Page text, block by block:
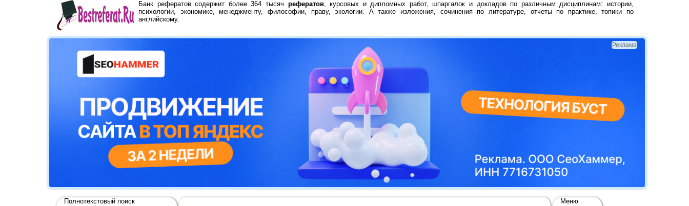
Банк рефератов содержит более 364 тысяч рефератов, курсовых и дипломных работ, шпаргалок и докладов по различным дисциплинам: истории,
психологии, экономике, менеджменту, философии, праву, экологии. А также изложения, сочинения по литературе, отчеты по практике, топики по
английскому.
Реклама
Полнотекстовый поиск
Меню